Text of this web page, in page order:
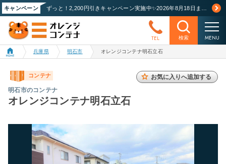
キャンペーン
TEL 検索 MENU
兵庫県 明石市 オレンジコンテナ明石立石
コンテナ
明石市のコンテナ
オレンジコンテナ明石立石
お気に入りへ追加する